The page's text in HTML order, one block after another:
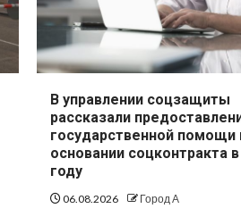
В управлении соцзащиты
рассказали
государственной помощи
основании соцконтракта
году
06.08.2026 Город А